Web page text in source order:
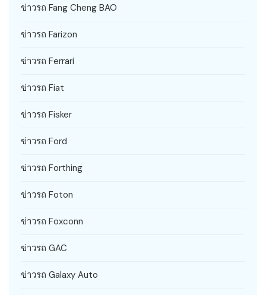
ข่าวรถ Fang Cheng BAO
ข่าวรถ Farizon
ข่าวรถ Ferrari
ข่าวรถ Fiat
ข่าวรถ Fisker
ข่าวรถ Ford
ข่าวรถ Forthing
ข่าวรถ Foton
ข่าวรถ Foxconn
ข่าวรถ GAC
ข่าวรถ Galaxy Auto